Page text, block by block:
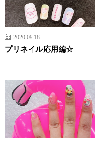
2020.09.18
プリネイル応用編☆